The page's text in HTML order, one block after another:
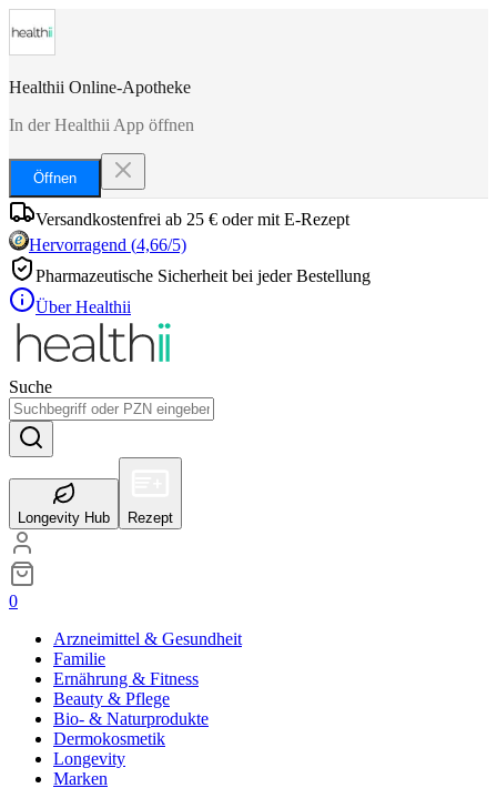
Healthii Online-Apotheke
In der Healthii App öffnen
Öffnen
Versandkostenfrei ab 25 € oder mit E-Rezept
Hervorragend (4,66/5)
Pharmazeutische Sicherheit bei jeder Bestellung
Über Healthii
Suche
Longevity Hub Rezept
0
Arzneimittel & Gesundheit
Familie
Ernährung & Fitness
Beauty & Pflege
Bio- & Naturprodukte
Dermokosmetik
Longevity
Marken